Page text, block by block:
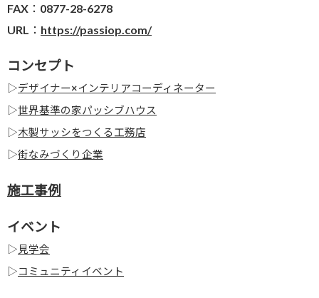
FAX：0877-28-6278
URL： https://passiop.com/
コンセプト
▷デザイナー×インテリアコーディネーター
▷世界基準の家パッシブハウス
▷木製サッシをつくる工務店
▷街なみづくり企業
施工事例
イベント
▷ 見学会
▷コミュニティイベント